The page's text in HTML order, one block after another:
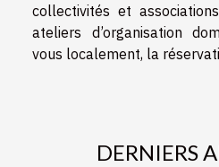
collectivités et
ateliers d’organisation
vous localement, la
DERNIERS